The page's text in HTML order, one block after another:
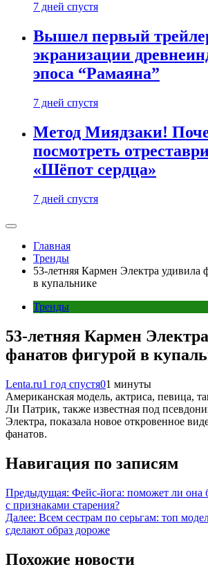
7 дней спустя
Вышел первый
экранизации
эпоса “Рамаяна”
7 дней спустя
Метод Миядзаки!
посмотреть
«Шёпот сердца»
7 дней спустя
Главная
Тренды
53-летняя Кармен Электра удивила
в купальнике
Тренды
53-летняя Кармен
фанатов фигурой в
Lenta.ru1 год спустя01 минуты
Американская модель, актриса, певица,
Ли Патрик, также известная под
Электра, показала новое откровенное
фанатов.
Навигация по записям
Предыдущая: Фейс-йога: поможет ли она
с признаками старения?
Далее: Всем сестрам по серьгам: топ
сделают образ дороже
Похожие новости